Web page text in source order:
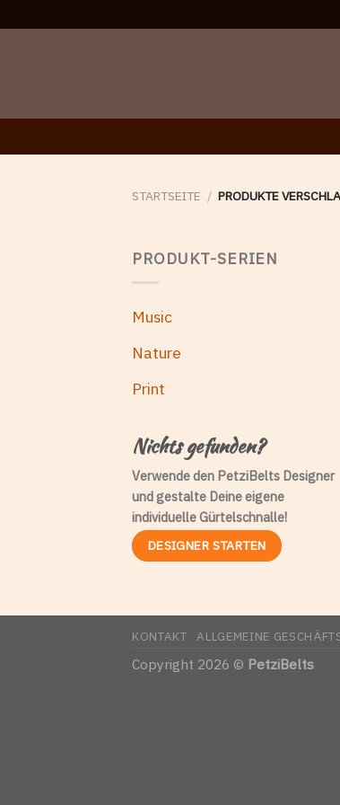
to
STARTSEITE / PRODUKTE
PRODUKT-SERIEN
Music
Nature
Print
Nichts gefunden?
Verwende den PetziBelts Designer
und gestalte Deine eigene
individuelle Gürtelschnalle!
DESIGNER STARTEN
KONTAKT ALLGEMEINE
Copyright 2026 © PetziBelts